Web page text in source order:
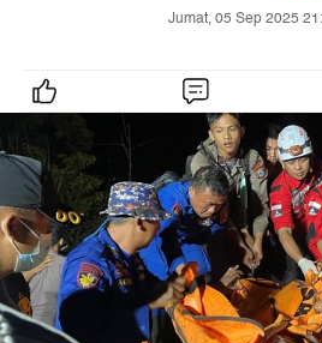
Jumat, 05 Sep 2025